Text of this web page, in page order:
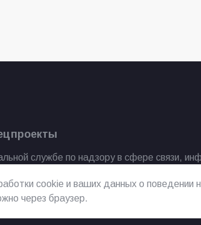
службе по надзору в сфере связи,
cookie и ваших данных о поведении
через браузер.